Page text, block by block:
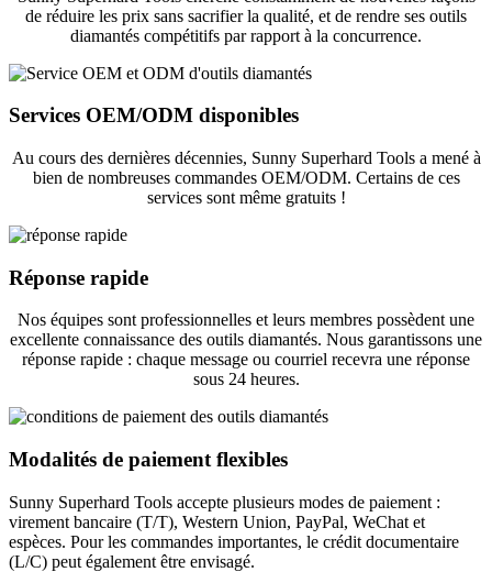
de réduire les prix sans sacrifier la qualité, et de rendre ses outils
diamantés compétitifs par rapport à la concurrence.
Services OEM/ODM disponibles
Au cours des dernières décennies, Sunny Superhard Tools a mené à
bien de nombreuses commandes OEM/ODM. Certains de ces
services sont même gratuits !
Réponse rapide
Nos équipes sont professionnelles et leurs membres possèdent une
excellente connaissance des outils diamantés. Nous garantissons une
réponse rapide : chaque message ou courriel recevra une réponse
sous 24 heures.
Modalités de paiement flexibles
Sunny Superhard Tools accepte plusieurs modes de paiement :
virement bancaire (T/T), Western Union, PayPal, WeChat et
espèces. Pour les commandes importantes, le crédit documentaire
(L/C) peut également être envisagé.